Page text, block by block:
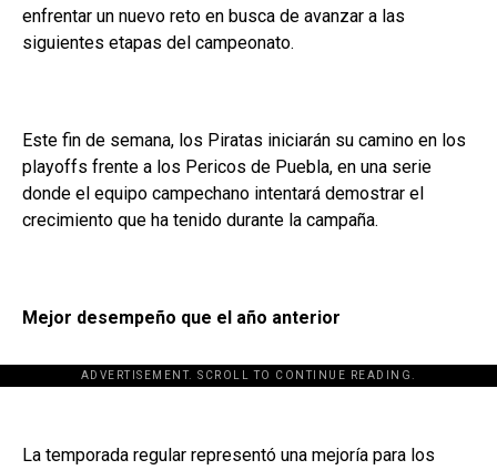
enfrentar un nuevo reto en busca de avanzar a las
siguientes etapas del campeonato.
Este fin de semana, los Piratas iniciarán su camino en los
playoffs frente a los Pericos de Puebla, en una serie
donde el equipo campechano intentará demostrar el
crecimiento que ha tenido durante la campaña.
Mejor desempeño que el año anterior
ADVERTISEMENT. SCROLL TO CONTINUE READING.
La temporada regular representó una mejoría para los